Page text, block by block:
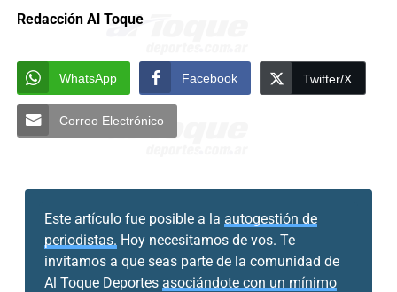
Redacción Al Toque
WhatsApp Facebook Twitter/X
Correo Electrónico
Este artículo fue posible a la autogestión de
periodistas. Hoy necesitamos de vos. Te
invitamos a que seas parte de la comunidad de
Al Toque Deportes asociándote con un mínimo